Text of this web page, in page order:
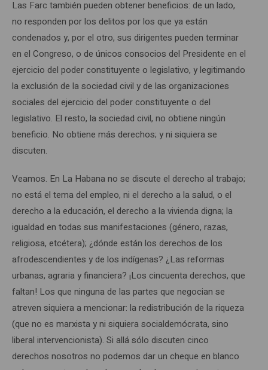
Las Farc también pueden obtener beneficios: de un lado,
no responden por los delitos por los que ya están
condenados y, por el otro, sus dirigentes pueden terminar
en el Congreso, o de únicos consocios del Presidente en el
ejercicio del poder constituyente o legislativo, y legitimando
la exclusión de la sociedad civil y de las organizaciones
sociales del ejercicio del poder constituyente o del
legislativo. El resto, la sociedad civil, no obtiene ningún
beneficio. No obtiene más derechos; y ni siquiera se
discuten.
Veamos. En La Habana no se discute el derecho al trabajo;
no está el tema del empleo, ni el derecho a la salud, o el
derecho a la educación, el derecho a la vivienda digna; la
igualdad en todas sus manifestaciones (género, razas,
religiosa, etcétera); ¿dónde están los derechos de los
afrodescendientes y de los indígenas? ¿Las reformas
urbanas, agraria y financiera? ¡Los cincuenta derechos, que
faltan! Los que ninguna de las partes que negocian se
atreven siquiera a mencionar: la redistribución de la riqueza
(que no es marxista y ni siquiera socialdemócrata, sino
liberal intervencionista). Si allá sólo discuten cinco
derechos nosotros no podemos dar un cheque en blanco